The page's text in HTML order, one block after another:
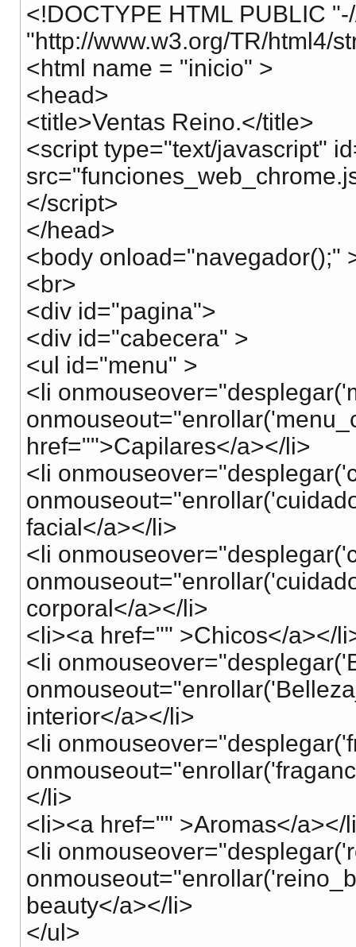
<!DOCTYPE HTML PUBLIC
"http://www.w3.org/TR/html4/
<html name = "inicio" >
<head>
<title>Ventas Reino.</title>
<script type="text/javascript"
</script>
</head>
<body onload="navegador();"
<br>
<div id="pagina">
<div id="cabecera" >
<ul id="menu" >
<li
href="">Capilares</a></li>
<li
facial</a></li>
<li
corporal</a></li>
<li><a href="" >Chicos</a></
<li
interior</a></li>
<li
</li>
<li><a href="" >Aromas</a></
<li
beauty</a></li>
</ul>